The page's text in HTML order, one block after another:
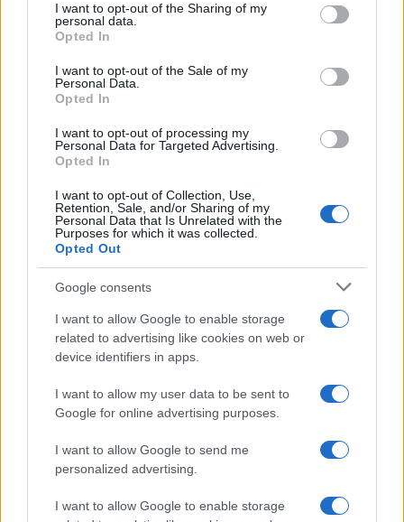
not limited to your visit or usage behaviour. You may click to
grant or deny consent to Google and its third-party tags to
use your data for below specified purposes in below Google
consent section.
I want to opt-out of the Sharing of my
personal data.
Opted In
I want to opt-out of the Sale of my
Personal Data.
Opted In
I want to opt-out of processing my
Personal Data for Targeted Advertising.
Opted In
I want to opt-out of Collection, Use,
Retention, Sale, and/or Sharing of my
Personal Data that Is Unrelated with the
Purposes for which it was collected.
Opted Out
Google consents
I want to allow Google to enable storage
related to advertising like cookies on web or
device identifiers in apps.
I want to allow my user data to be sent to
Google for online advertising purposes.
I want to allow Google to send me
personalized advertising.
I want to allow Google to enable storage
CRIPTOMONEDAS
Cómo Bitcoin y la IA están transformando la economía global
Diego Martín · 7 Ago 2026
COTIZACIONES CRYPTO
Nombre
Bitcoin $64,909.00